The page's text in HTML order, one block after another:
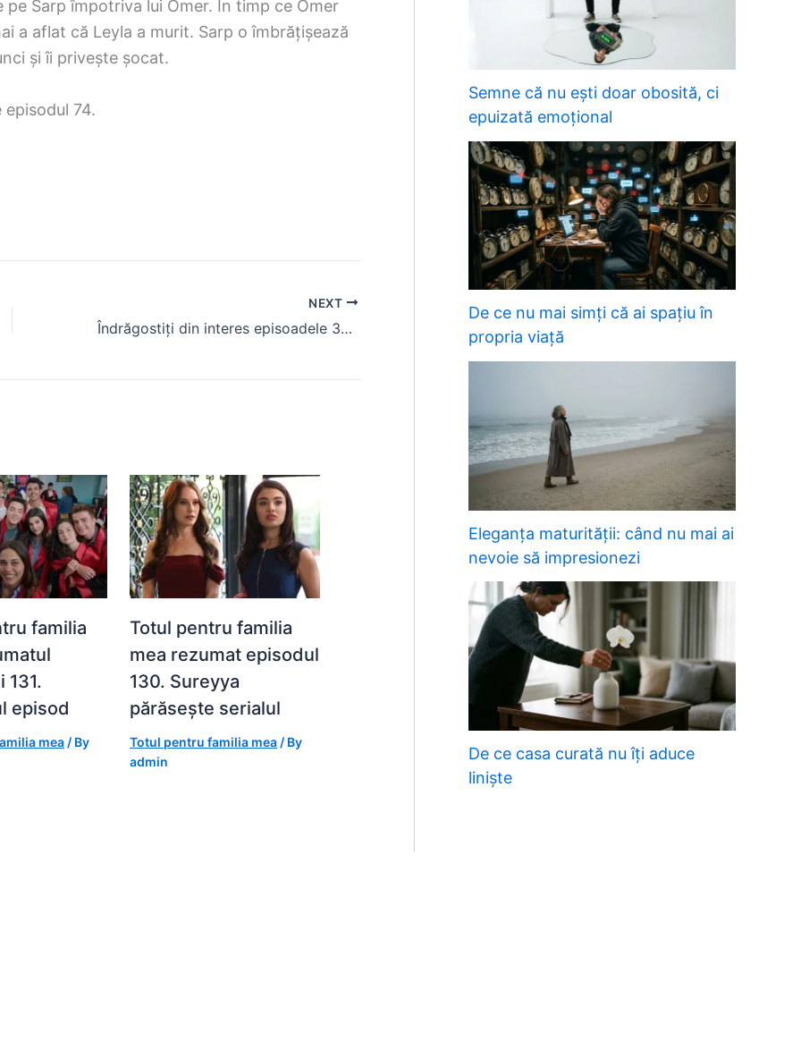
Sarp împotriva lui Omer. În timp ce Omer
a aflat că Leyla a murit. Sarp o îmbrățișează
și îi privește șocat.
episodul 74.
NEXT
Îndrăgostiți din interes episoadele 36, 37 (rezumat)
familia
131.
episod
mea / By
Totul pentru familia
mea rezumat episodul
130. Sureyya
părăsește serialul
Totul pentru familia mea / By
admin
Semne că nu ești doar obosită, ci
epuizată emoțional
De ce nu mai simți că ai spațiu în
propria viață
Eleganța maturității: când nu mai ai
nevoie să impresionezi
De ce casa curată nu îți aduce
liniște